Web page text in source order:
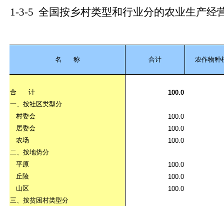
1-3-5 全国按乡村类型和行业分的农业生产经
名 称 合计 农作物种
合 计
100.0
一、按社区类型分
村委会
100.0
居委会
100.0
农场
100.0
二、按地势分
平原
100.0
丘陵
100.0
山区
100.0
三、按贫困村类型分